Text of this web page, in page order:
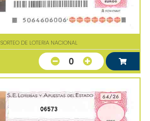
SORTEO DE LOTERIA NACIONAL
0
06573